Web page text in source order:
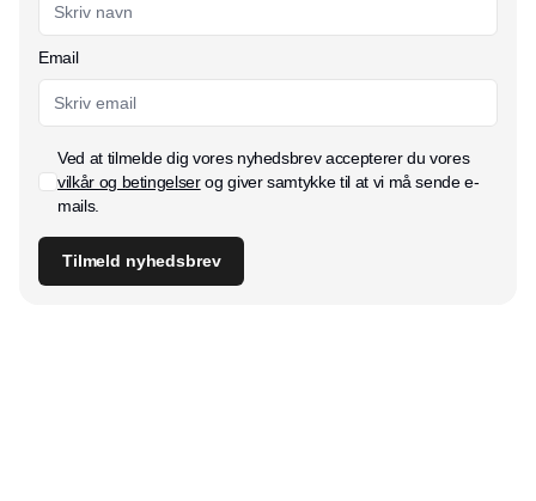
Email
Ved at tilmelde dig vores nyhedsbrev accepterer du vores
vilkår og betingelserog giver samtykke til at vi må sende e-
mails.
Tilmeld nyhedsbrev